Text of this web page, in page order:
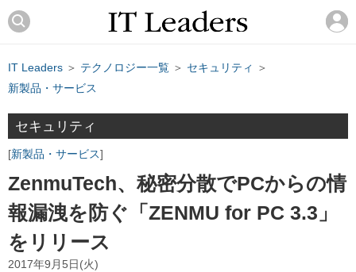
IT Leaders ＞ テクノロジー一覧 ＞ セキュリティ
＞
新製品・サービス
セキュリティ
新製品・サービス
ZenmuTech、秘密分散でPCからの情
報漏洩を防ぐ「ZENMU for PC 3.3」
をリリース
2017年9月5日(火)